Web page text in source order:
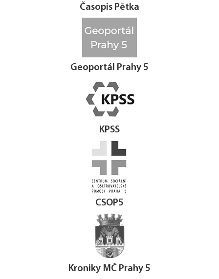
Časopis Pětka
Geoportál Prahy 5
KPSS
CSOP5
Kroniky MČ Prahy 5